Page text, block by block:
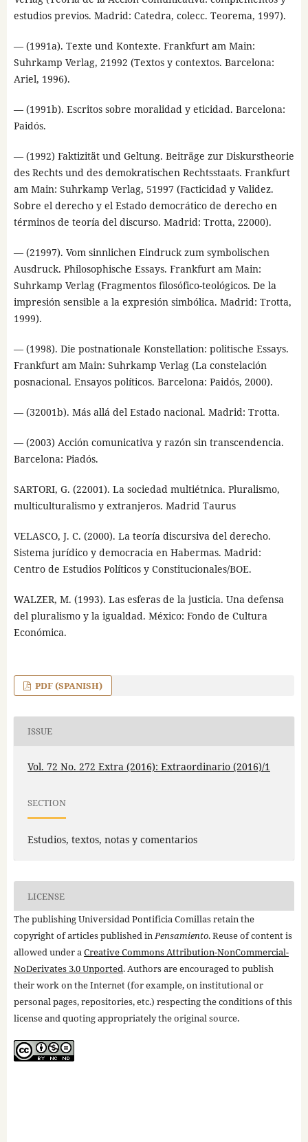
estudios previos. Madrid: Catedra, colecc. Teorema, 1997).
— (1991a). Texte und Kontexte. Frankfurt am Main:
Suhrkamp Verlag, 21992 (Textos y contextos. Barcelona:
Ariel, 1996).
— (1991b). Escritos sobre moralidad y eticidad. Barcelona:
Paidós.
— (1992) Faktizität und Geltung. Beiträge zur Diskurstheorie
des Rechts und des demokratischen Rechtsstaats. Frankfurt
am Main: Suhrkamp Verlag, 51997 (Facticidad y Validez.
Sobre el derecho y el Estado democrático de derecho en
términos de teoría del discurso. Madrid: Trotta, 22000).
— (21997). Vom sinnlichen Eindruck zum symbolischen
Ausdruck. Philosophische Essays. Frankfurt am Main:
Suhrkamp Verlag (Fragmentos filosófico-teológicos. De la
impresión sensible a la expresión simbólica. Madrid: Trotta,
1999).
— (1998). Die postnationale Konstellation: politische Essays.
Frankfurt am Main: Suhrkamp Verlag (La constelación
posnacional. Ensayos políticos. Barcelona: Paidós, 2000).
— (32001b). Más allá del Estado nacional. Madrid: Trotta.
— (2003) Acción comunicativa y razón sin transcendencia.
Barcelona: Piadós.
SARTORI, G. (22001). La sociedad multiétnica. Pluralismo,
multiculturalismo y extranjeros. Madrid Taurus
VELASCO, J. C. (2000). La teoría discursiva del derecho.
Sistema jurídico y democracia en Habermas. Madrid:
Centro de Estudios Políticos y Constitucionales/BOE.
WALZER, M. (1993). Las esferas de la justicia. Una defensa
del pluralismo y la igualdad. México: Fondo de Cultura
Económica.
PDF (SPANISH)
ISSUE
Vol. 72 No. 272 Extra (2016): Extraordinario (2016)/1
SECTION
Estudios, textos, notas y comentarios
LICENSE
The publishing Universidad Pontificia Comillas retain the
copyright of articles published inPensamiento. Reuse of content is
allowed under aCreative Commons Attribution-NonCommercial-
NoDerivates 3.0 Unported. Authors are encouraged to publish
their work on the Internet (for example, on institutional or
personal pages, repositories, etc.) respecting the conditions of this
license and quoting appropriately the original source.